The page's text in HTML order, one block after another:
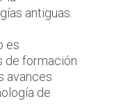
antiguas.
es
de formación
avances
de